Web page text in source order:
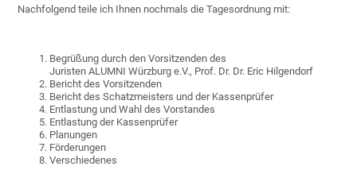
Nachfolgend teile ich Ihnen nochmals die Tagesordnung mit:
Begrüßung durch den Vorsitzenden des
Juristen ALUMNI Würzburg e.V., Prof. Dr. Dr. Eric Hilgendorf
Bericht des Vorsitzenden
Bericht des Schatzmeisters und der Kassenprüfer
Entlastung und Wahl des Vorstandes
Entlastung der Kassenprüfer
Planungen
Förderungen
Verschiedenes